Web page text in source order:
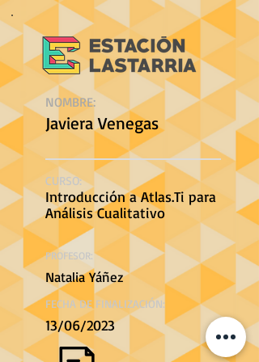
NOMBRE:
Javiera Venegas
CURSO:
Introducción a Atlas.Ti para
Análisis Cualitativo
PROFESOR:
Natalia Yáñez
FECHA DE FINALIZACIÓN:
13/06/2023